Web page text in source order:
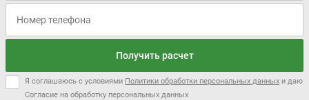
Получить расчет
Я соглашаюсь с условиями Политики обработки персональных данных и даю
Согласие на обработку персональных данных